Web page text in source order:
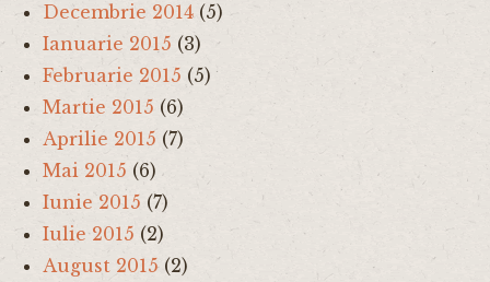
Decembrie 2014 (5)
Ianuarie 2015 (3)
Februarie 2015 (5)
Martie 2015 (6)
Aprilie 2015 (7)
Mai 2015 (6)
Iunie 2015 (7)
Iulie 2015 (2)
August 2015 (2)